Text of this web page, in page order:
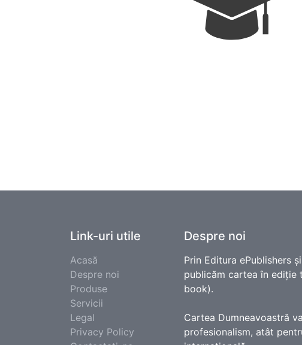
Link-uri utile
Acasă
Despre noi
Produse
Servicii
Legal
Privacy Policy
Despre noi
Prin Editura ePublishers
publicăm cartea în
book).
Cartea Dumneavoastră
profesionalism, atât